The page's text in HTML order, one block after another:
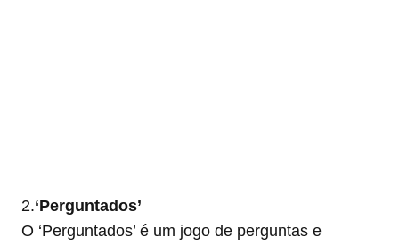
2.‘Perguntados’
O ‘Perguntados’ é um jogo de perguntas e